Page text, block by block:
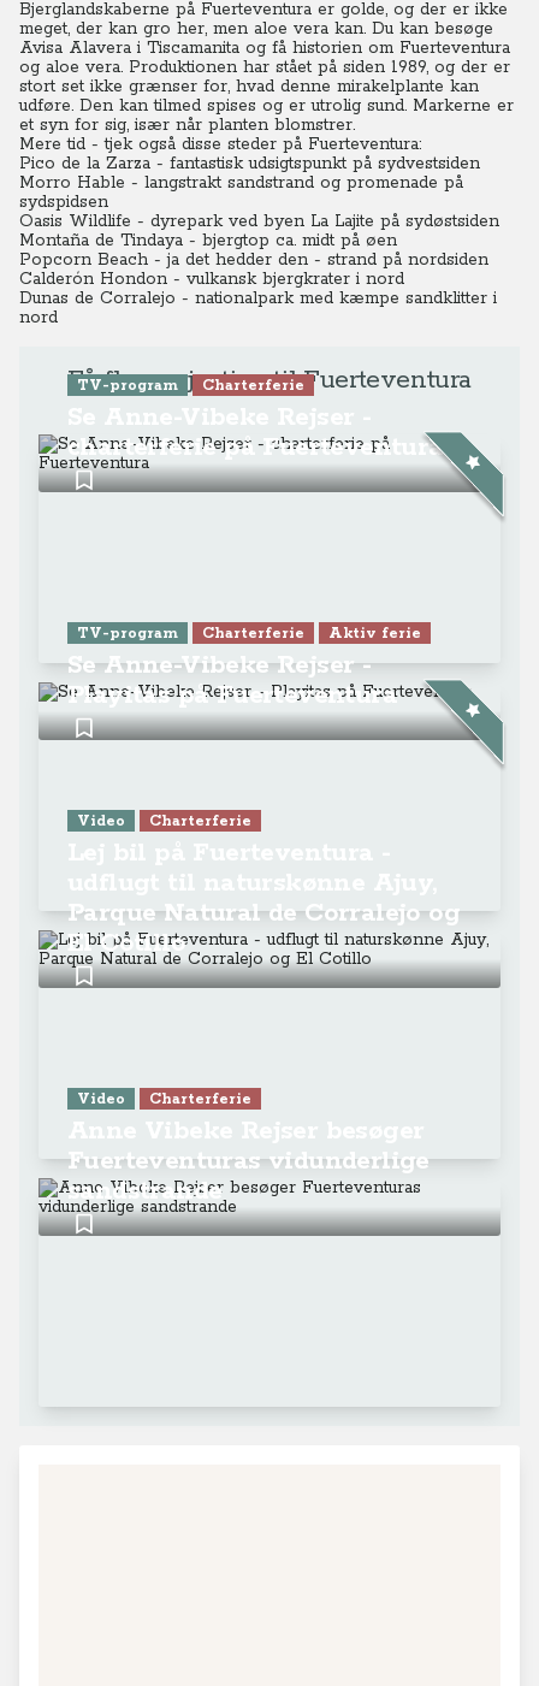
Bjerglandskaberne på Fuerteventura er golde, og der er ikke
meget, der kan gro her, men aloe vera kan. Du kan besøge
Avisa Alavera i Tiscamanita og få historien om Fuerteventura
og aloe vera. Produktionen har stået på siden 1989, og der er
stort set ikke grænser for, hvad denne mirakelplante kan
udføre. Den kan tilmed spises og er utrolig sund. Markerne er
et syn for sig, især når planten blomstrer.
Mere tid - tjek også disse steder på Fuerteventura:
Pico de la Zarza - fantastisk udsigtspunkt på sydvestsiden
Morro Hable - langstrakt sandstrand og promenade på
sydspidsen
Oasis Wildlife - dyrepark ved byen La Lajite på sydøstsiden
Montaña de Tindaya - bjergtop ca. midt på øen
Popcorn Beach - ja det hedder den - strand på nordsiden
Calderón Hondon - vulkansk bjergkrater i nord
Dunas de Corralejo - nationalpark med kæmpe sandklitter i
nord
Få flere rejsetips til Fuerteventura
TV-program Charterferie
charterferie på Fuerteventura
TV-program Charterferie Aktiv ferie
Se Anne-Vibeke Rejser -
Playitas på Fuerteventura
Video Charterferie
Parque Natural de Corralejo og
El Cotillo
Video Charterferie
Fuerteventuras vidunderlige
sandstrande